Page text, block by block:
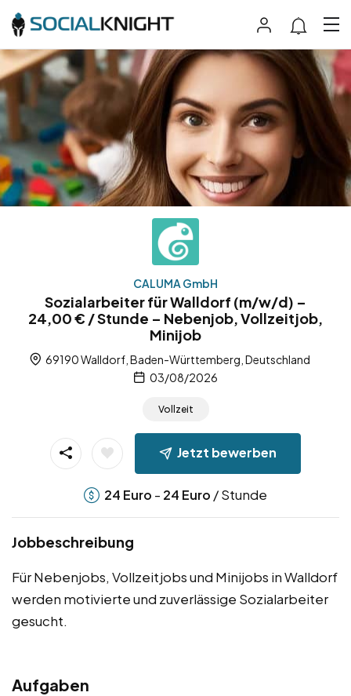
CALUMA GmbH
Sozialarbeiter für Walldorf (m/w/d) –
24,00 € / Stunde – Nebenjob, Vollzeitjob,
Minijob
69190 Walldorf, Baden-Württemberg, Deutschland
03/08/2026
Vollzeit
Jetzt bewerben
24 Euro - 24 Euro / Stunde
Jobbeschreibung
Für Nebenjobs, Vollzeitjobs und Minijobs in Walldorf
werden motivierte und zuverlässige Sozialarbeiter
gesucht.
Aufgaben